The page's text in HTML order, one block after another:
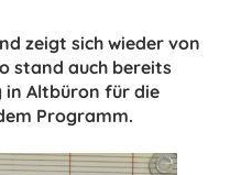
zeigt sich wieder von
stand auch bereits
in Altbüron für die
Programm.